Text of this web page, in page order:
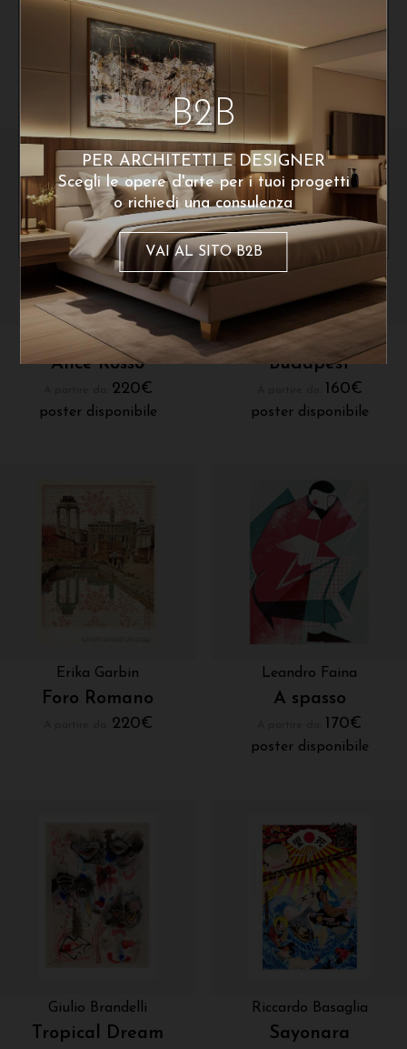
Riccardo Basaglia
Dragon’s academy
A partire da:200€
poster disponibile
A partire da:
Erika Garbin
Alice Rosso
220€
poster disponibile
Gabriele Bizzarri
Budapest
160€
poster disponibile
Erika Garbin
Foro Romano
220€
Leandro Faina
A spasso
170€
poster disponibile
Giulio Brandelli
Tropical Dream
Riccardo Basaglia
Sayonara
B2B
PER ARCHITETTI E DESIGNER
Scegli le opere d'arte per i tuoi progetti
o richiedi una consulenza
VAI AL SITO B2B
Ho letto e accetto la privacy Policy